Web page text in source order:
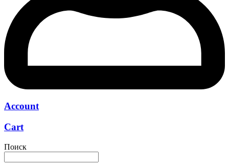
Account
Cart
Поиск